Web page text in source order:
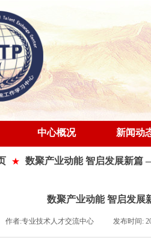
中心概况 新闻动
★ 数聚产业动能 智启发展新
数聚产业动能 智启发
作者:专业技术人才交流中心 发布时间: